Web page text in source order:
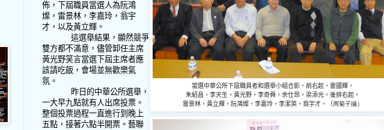
當選中華公所下屆職員者和選舉小組合影。前右起，雷國輝，
朱紹昌，李天生，黃光野，李奇舜，余仕昂，梁添光。後排右起，
雷景林，黃立輝，阮鴻燦，李嘉玲，李潔英，翁宇才。（周菊子攝）
佈，下屆職員當選人為阮鴻
燦，雷景林，李嘉玲，翁宇
才，以及黃立輝。
這選舉結果，顯然競爭
雙方都不滿意，儘管卸任主席
黃光野笑言當選下屆主席者應
該請吃飯，會場並無歡樂氣
氛。
昨日的中華公所選舉，
一大早九點就有人出席投票。
整個投票過程一直進行到晚上
五點，接著六點半開票。藝聯